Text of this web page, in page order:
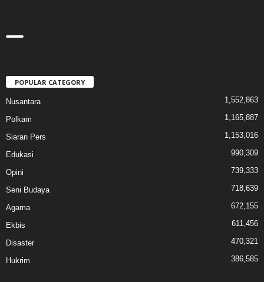
POPULAR CATEGORY
Nusantara 1,552,863
Polkam 1,165,887
Siaran Pers 1,153,016
Edukasi 990,309
Opini 739,333
Seni Budaya 718,639
Agama 672,155
Ekbis 611,456
Disaster 470,321
Hukrim 386,585